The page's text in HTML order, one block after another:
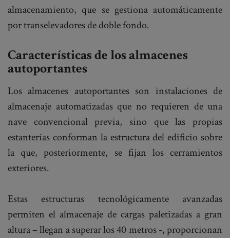
almacenamiento, que se gestiona automáticamente
por transelevadores de doble fondo.
Características de los almacenes
autoportantes
Los almacenes autoportantes son instalaciones de
almacenaje automatizadas que no requieren de una
nave convencional previa, sino que las propias
estanterías conforman la estructura del edificio sobre
la que, posteriormente, se fijan los cerramientos
exteriores.
Estas estructuras tecnológicamente avanzadas
permiten el almacenaje de cargas paletizadas a gran
altura – llegan a superar los 40 metros -, proporcionan